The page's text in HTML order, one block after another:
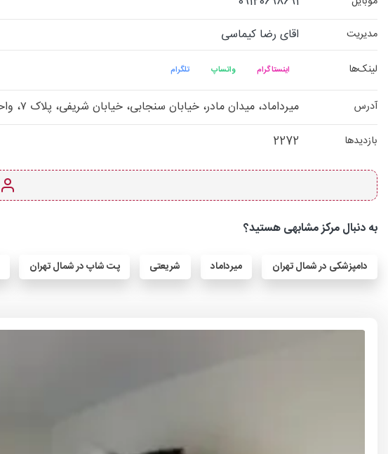
مدیریت اقای رضا کیماسی
لینک‌ها تلگرام واتساپ اینستاگرام
آدرس میرداماد، میدان مادر، خیابان سنجابی، خیابان شریفی، پلاک ۷، واحد ۱
بازدیدها 2272
به دنبال مرکز مشابهی هستید؟
دامپزشکی در شمال تهران میرداماد شریعتی پت شاپ در شمال تهران